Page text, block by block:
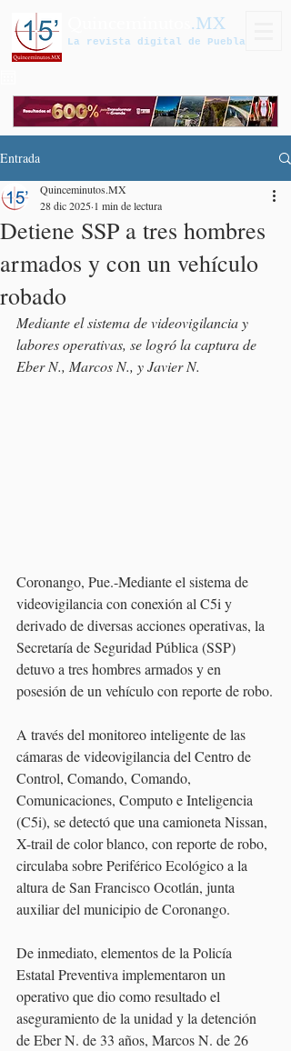
.MX
La revista digital de Puebla
Entrada
Detiene SSP a tres hombres
armados y con un vehículo
robado
Quinceminutos.MX
28 dic 2025 1 min de lectura
Mediante el sistema de videovigilancia y
labores operativas, se logró la captura de
Eber N., Marcos N., y Javier N.
Coronango, Pue.-Mediante el sistema de
videovigilancia con conexión al C5i y
derivado de diversas acciones operativas, la
Secretaría de Seguridad Pública (SSP)
detuvo a tres hombres armados y en
posesión de un vehículo con reporte de robo.
A través del monitoreo inteligente de las
cámaras de videovigilancia del Centro de
Control, Comando, Comando,
Comunicaciones, Computo e Inteligencia
(C5i), se detectó que una camioneta Nissan,
X-trail de color blanco, con reporte de robo,
circulaba sobre Periférico Ecológico a la
altura de San Francisco Ocotlán, junta
auxiliar del municipio de Coronango.
De inmediato, elementos de la Policía
Estatal Preventiva implementaron un
operativo que dio como resultado el
aseguramiento de la unidad y la detención
de Eber N. de 33 años, Marcos N. de 26